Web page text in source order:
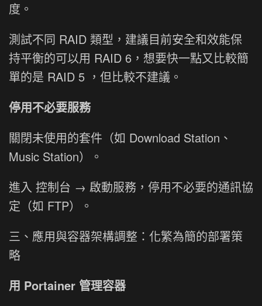
度。
測試不同 RAID 類型，建議目前安全和效能保
持平衡的可以用 RAID 6，想要快一點又比較簡
單的是 RAID 5 ，但比較不建議。
停用不必要服務
關閉未使用的套件（如 Download Station、
Music Station）。
進入 控制台 → 啟動服務，停用不必要的通訊協
定（如 FTP）。
三、應用與容器架構調整：化繁為簡的部署策
略
用 Portainer 管理容器